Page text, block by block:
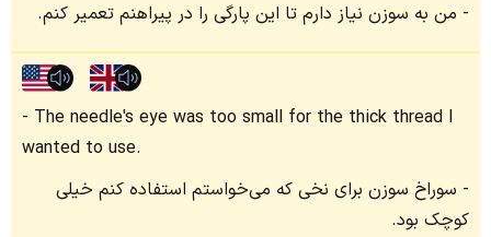
من به سوزن نیاز دارم تا این پارگی را در پیراهنم تعمیر کنم.
The needle's eye was too small for the thick thread I
wanted to use.
سوراخ سوزن برای نخی که می‌خواستم استفاده کنم خیلی
کوچک بود.